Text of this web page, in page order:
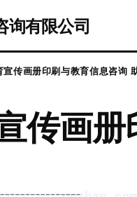
询有限公司
宣传画册印刷与教育信息咨询
传画